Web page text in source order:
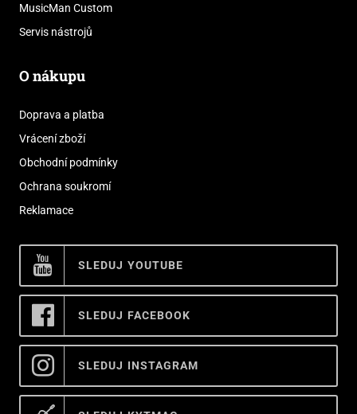
MusicMan Custom
Servis nástrojů
O nákupu
Doprava a platba
Vrácení zboží
Obchodní podmínky
Ochrana soukromí
Reklamace
SLEDUJ YOUTUBE
SLEDUJ FACEBOOK
SLEDUJ INSTAGRAM